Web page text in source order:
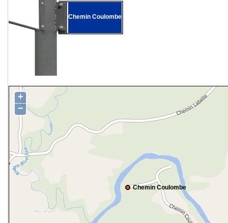
Chemin Coulombe
Chemin Coulombe
+
−